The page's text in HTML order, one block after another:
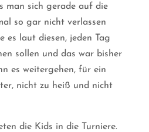
man sich gerade auf die
so gar nicht verlassen
es laut diesen, jeden Tag
sollen und das war bisher
es weitergehen, für ein
nicht zu heiß und nicht
die Kids in die Turniere.